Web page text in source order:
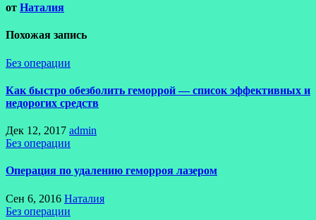
от Наталия
Похожая запись
Без операции
Как быстро обезболить геморрой — список эффективных и
недорогих средств
Дек 12, 2017 admin
Без операции
Операция по удалению геморроя лазером
Сен 6, 2016 Наталия
Без операции